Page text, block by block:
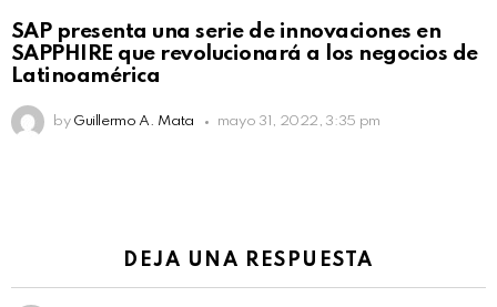
SAP presenta una serie de innovaciones en
SAPPHIRE que revolucionará a los negocios de
Latinoamérica
by Guillermo A. Mata mayo 31, 2022, 3:35 pm
DEJA UNA RESPUESTA